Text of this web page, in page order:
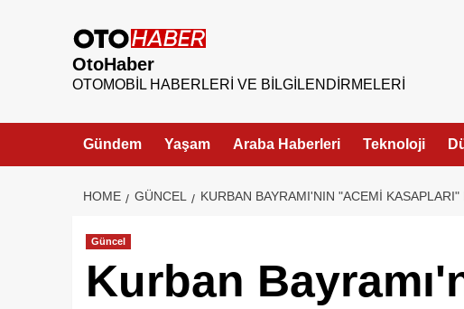
OtoHaber
OTOMOBIL HABERLERI VE BILGILENDIRMELERI
Gündem Yaşam Araba Haberleri Teknoloji
HOME GÜNCEL KURBAN BAYRAMI'NIN "ACEMI
Güncel
Kurban